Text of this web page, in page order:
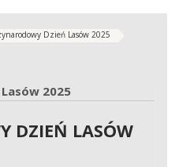
Dzień Lasów 2025
2025
DZIEŃ LASÓW